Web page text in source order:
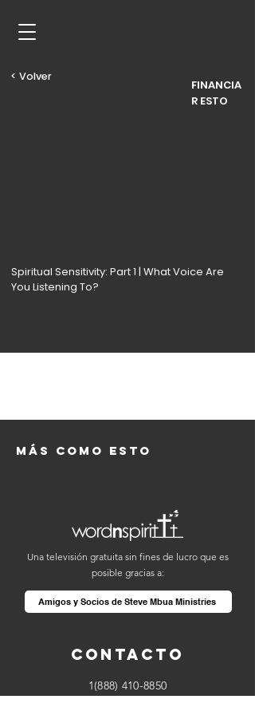
< Volver
FINANCIA
R ESTO
Spiritual Sensitivity: Part 1 | What Voice Are
You Listening To?
Más como esto
Contacto
1(888) 410-8850
Una televisión gratuita sin fines de lucro que es
posible gracias a:
Amigos y Socios de Steve Mbua Ministries